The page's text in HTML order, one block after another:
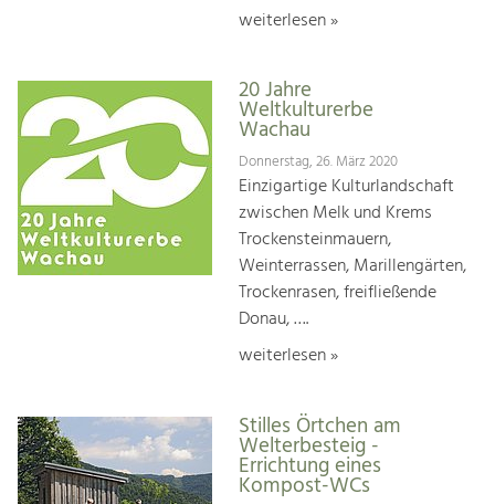
weiterlesen »
20 Jahre
Weltkulturerbe
Wachau
Donnerstag, 26. März 2020
Einzigartige Kulturlandschaft
zwischen Melk und Krems
Trockensteinmauern,
Weinterrassen, Marillengärten,
Trockenrasen, freifließende
Donau, ….
weiterlesen »
Stilles Örtchen am
Welterbesteig -
Errichtung eines
Kompost-WCs